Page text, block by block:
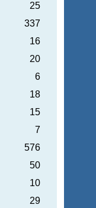
25
337
16
20
6
18
15
7
576
50
10
29